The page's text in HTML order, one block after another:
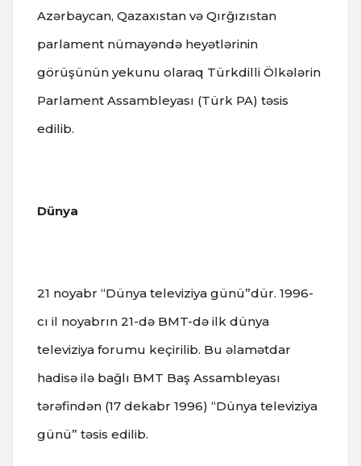
Azərbaycan, Qazaxıstan və Qırğızıstan
parlament nümayəndə heyətlərinin
görüşünün yekunu olaraq Türkdilli Ölkələrin
Parlament Assambleyası (Türk PA) təsis
edilib.
Dünya
21 noyabr “Dünya televiziya günü”dür. 1996-
cı il noyabrın 21-də BMT-də ilk dünya
televiziya forumu keçirilib. Bu əlamətdar
hadisə ilə bağlı BMT Baş Assambleyası
tərəfindən (17 dekabr 1996) “Dünya televiziya
günü” təsis edilib.